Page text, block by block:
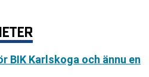
BIK Karlskoga och ännu en